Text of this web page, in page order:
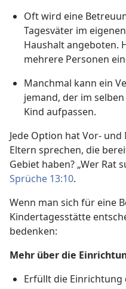
Oft wird eine
Tagesväter im
Haushalt angeboten.
mehrere Personen
Manchmal kann ein
jemand, der im
Kind aufpassen.
Jede Option hat Vor-
Eltern sprechen, die
Gebiet haben? „Wer Rat
Sprüche 13:10.
Wenn man sich für eine
Kindertagesstätte
bedenken:
Mehr über die
Erfüllt die Einrichtung